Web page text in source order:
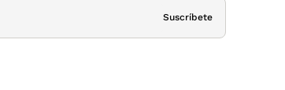
Suscríbete